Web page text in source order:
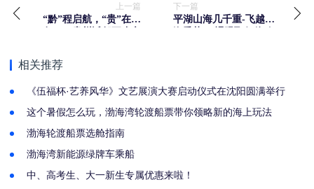
上一篇
“黔”程启航，“贵”在联
下一篇
平湖山海几千重-飞越山
相关推荐
《伍福杯·艺养风华》文艺展演大赛启动仪式在沈阳圆满举行
这个暑假怎么玩，渤海湾轮渡船票带你领略新的海上玩法
渤海轮渡船票选舱指南
渤海湾新能源绿牌车乘船
中、高考生、大一新生专属优惠来啦！